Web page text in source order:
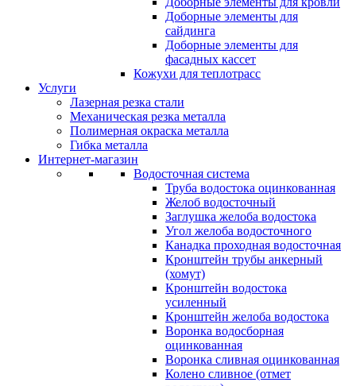
Доборные элементы для
сайдинга
Доборные элементы для
фасадных кассет
Кожухи для теплотрасс
Услуги
Лазерная резка стали
Механическая резка металла
Полимерная окраска металла
Гибка металла
Интернет-магазин
Водосточная система
Труба водостока оцинкованная
Желоб водосточный
Заглушка желоба водостока
Угол желоба водосточного
Канадка проходная водосточная
Кронштейн трубы анкерный
(хомут)
Кронштейн водостока
усиленный
Кронштейн желоба водостока
Воронка водосборная
оцинкованная
Воронка сливная оцинкованная
Колено сливное (отмет